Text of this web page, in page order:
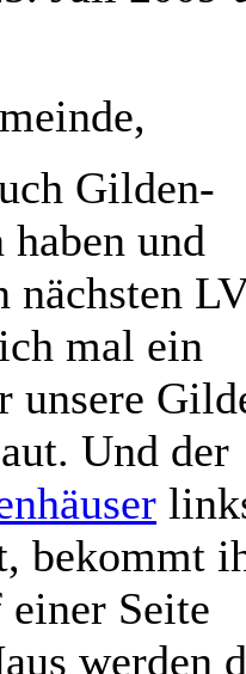
Gilden-
und
nächsten
mal ein
unsere
Und der
bekommt
Seite
werden